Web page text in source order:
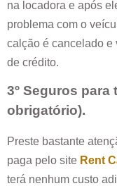
na locadora e após
problema com o
calção é cancelado e
de crédito.
3º Seguros
obrigatório).
Preste bastante
paga pelo site Rent
terá nenhum custo